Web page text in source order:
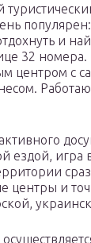
и
32 номера.
центром с
ездой, игра
центры и